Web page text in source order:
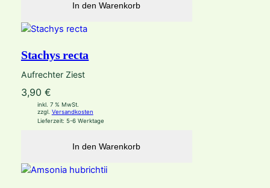
In den Warenkorb
Stachys recta
Aufrechter Ziest
3,90 €
inkl. 7 % MwSt.
zzgl. Versandkosten
Lieferzeit: 5-6 Werktage
In den Warenkorb